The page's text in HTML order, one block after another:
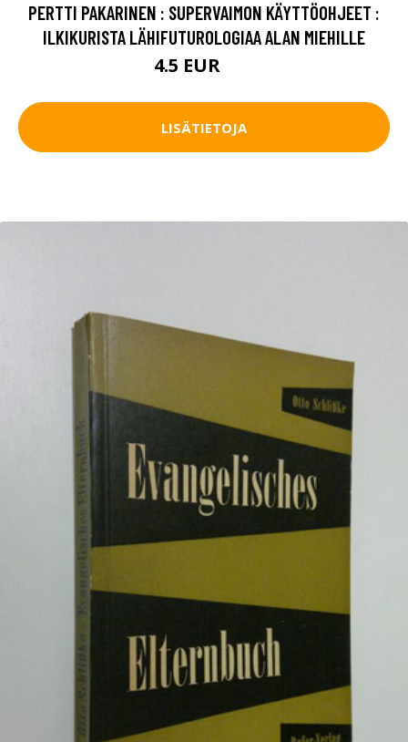
PERTTI PAKARINEN : SUPERVAIMON KÄYTTÖOHJEET :
ILKIKURISTA LÄHIFUTUROLOGIAA ALAN MIEHILLE
4.5 EUR
LISÄTIETOJA